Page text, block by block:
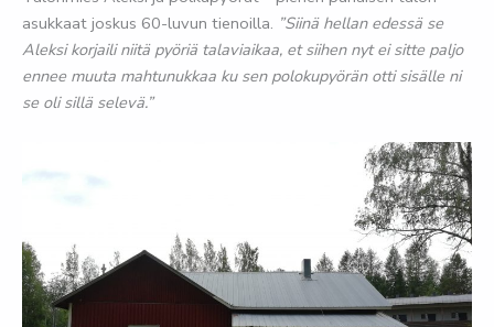
asukkaat joskus 60-luvun tienoilla. ”Siinä hellan edessä se
Aleksi korjaili niitä pyöriä talaviaikaa, et siihen nyt ei sitte paljo
ennee muuta mahtunukkaa ku sen polokupyörän otti sisälle ni
se oli sillä selevä.”